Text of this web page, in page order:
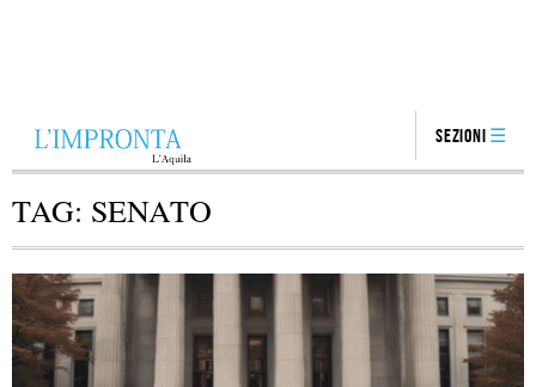
Sezioni
TAG: SENATO